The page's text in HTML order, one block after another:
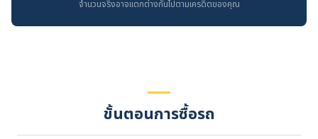
จำนวนจริงอาจแตกต่างกันไปตามเครดิตของคุณ
ขั้นตอนการซื้อรถ